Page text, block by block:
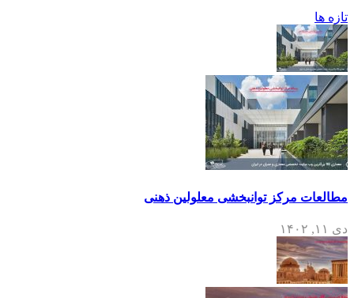
تازه ها
مطالعات مرکز توانبخشی معلولین ذهنی
دی ۱۱, ۱۴۰۲